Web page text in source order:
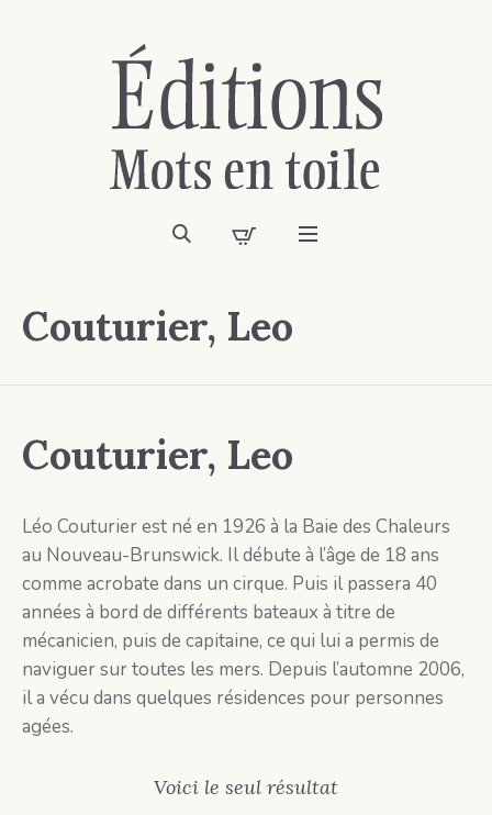
Couturier, Leo
Couturier, Leo
Léo Couturier est né en 1926 à la Baie des Chaleurs
au Nouveau-Brunswick. Il débute à l’âge de 18 ans
comme acrobate dans un cirque. Puis il passera 40
années à bord de différents bateaux à titre de
mécanicien, puis de capitaine, ce qui lui a permis de
naviguer sur toutes les mers. Depuis l’automne 2006,
il a vécu dans quelques résidences pour personnes
agées.
Voici le seul résultat